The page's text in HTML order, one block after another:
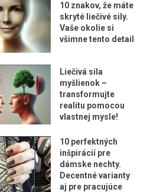
10 znakov, že máte
skryté liečivé sily.
Vaše okolie si
všimne tento detail
Liečivá sila
myšlienok –
transformujte
realitu pomocou
vlastnej mysle!
10 perfektných
inšpirácií pre
dámske nechty.
Decentné varianty
aj pre pracujúce